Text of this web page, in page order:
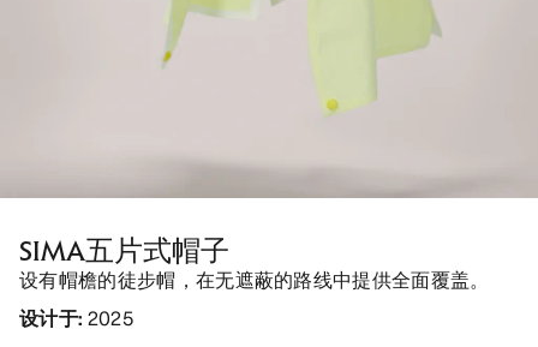
SIMA五片式帽子
设有帽檐的徒步帽，在无遮蔽的路线中提供全面覆盖。
设计于: 2025